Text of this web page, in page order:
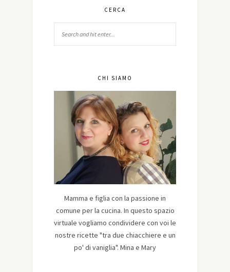
CERCA
CHI SIAMO
Mamma e figlia con la passione in
comune per la cucina. In questo spazio
virtuale vogliamo condividere con voi le
nostre ricette "tra due chiacchiere e un
po' di vaniglia". Mina e Mary